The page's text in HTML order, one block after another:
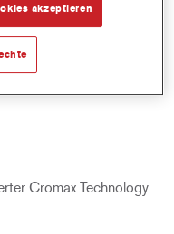
einfach zu
Cromax Technology.
akzeptieren